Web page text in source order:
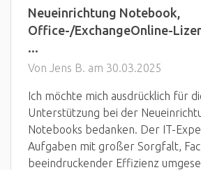
Neueinrichtung Notebook,
Office-/ExchangeOnline-
...
Von Jens B. am 30.03.2025
Ich möchte mich ausdrücklich für
Unterstützung bei der
Notebooks bedanken. Der IT-
Aufgaben mit großer Sorgfalt,
beeindruckender Effizienz